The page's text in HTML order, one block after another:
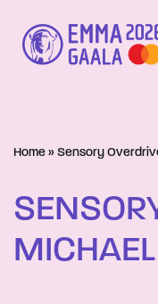
Siirry
suoraan
Home » Sensory